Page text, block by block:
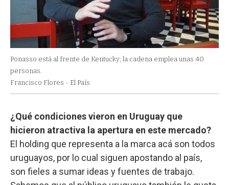
Ponasso está al frente de Kentucky; la cadena emplea unas 40
personas.
Francisco Flores - El País
¿Qué condiciones vieron en Uruguay que
hicieron atractiva la apertura en este mercado?
El holding que representa a la marca acá son todos
uruguayos, por lo cual siguen apostando al país,
son fieles a sumar ideas y fuentes de trabajo.